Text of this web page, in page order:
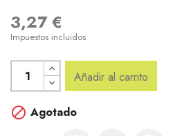
3,27 €
Impuestos incluidos
Añadir al carrito
 Agotado